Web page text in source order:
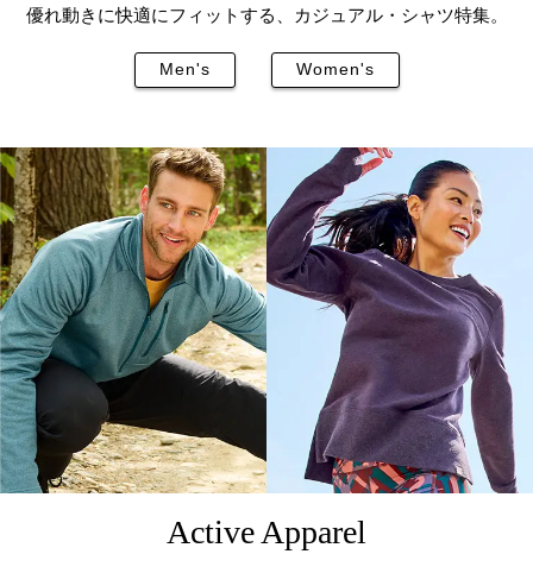
優れ動きに快適にフィットする、カジュアル・シャツ特集。
Men's Women's
Active Apparel